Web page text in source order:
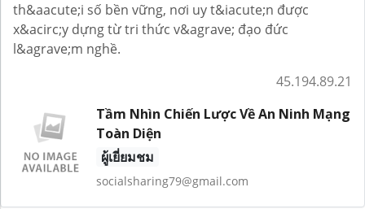
th&aacute;i số bền vững, nơi uy t&iacute;n được
x&acirc;y dựng từ tri thức v&agrave; đạo đức
l&agrave;m nghề.
45.194.89.21
Tầm Nhìn Chiến Lược Về An Ninh Mạng
Toàn Diện
ผู้เยี่ยมชม
socialsharing79@gmail.com